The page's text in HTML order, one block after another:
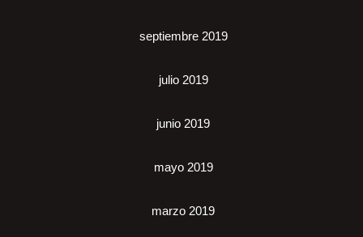
septiembre 2019
julio 2019
junio 2019
mayo 2019
marzo 2019